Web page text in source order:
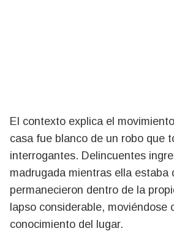
El contexto explica el
casa fue blanco de un robo que
interrogantes. Delincuentes
madrugada mientras ella estaba
permanecieron dentro de la
lapso considerable, moviéndose
conocimiento del lugar.